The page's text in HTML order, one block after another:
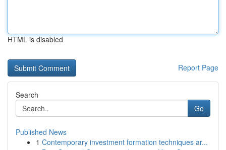
HTML is disabled
Report Page
Search
Go
Published News
1 Contemporary investment formation techniques ar...